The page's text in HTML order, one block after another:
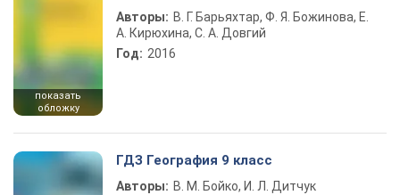
показать
обложку
Авторы: В. Г. Барьяхтар, Ф. Я. Божинова, Е.
А. Кирюхина, С. А. Довгий
Год: 2016
ГДЗ География 9 класс
Авторы: В. М. Бойко, И. Л. Дитчук